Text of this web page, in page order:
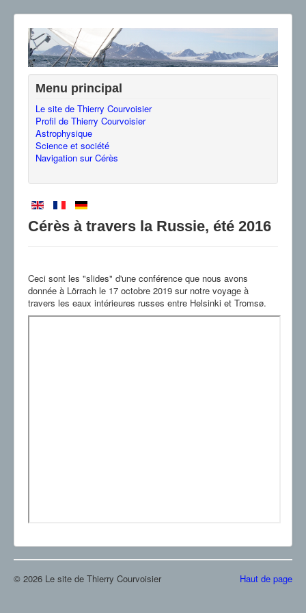
Menu principal
Le site de Thierry Courvoisier
Profil de Thierry Courvoisier
Astrophysique
Science et société
Navigation sur Cérès
Cérès à travers la Russie, été 2016
Ceci sont les "slides" d'une conférence que nous avons
donnée à Lörrach le 17 octobre 2019 sur notre voyage à
travers les eaux intérieures russes entre Helsinki et Tromsø.
Haut de page
© 2026 Le site de Thierry Courvoisier